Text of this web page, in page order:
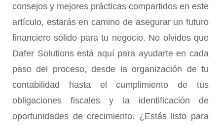
consejos y mejores prácticas compartidos en este
artículo, estarás en camino de asegurar un futuro
financiero sólido para tu negocio. No olvides que
Dafer Solutions está aquí para ayudarte en cada
paso del proceso, desde la organización de tu
contabilidad hasta el cumplimiento de tus
obligaciones fiscales y la identificación de
oportunidades de crecimiento. ¿Estás listo para